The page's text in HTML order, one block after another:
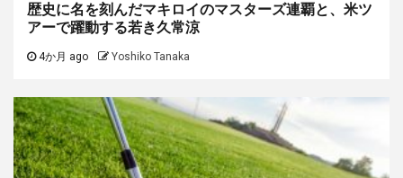
歴史に名を刻んだマキロイのマスターズ連覇と、米ツ
アーで躍動する若き久常涼
4か月 ago Yoshiko Tanaka